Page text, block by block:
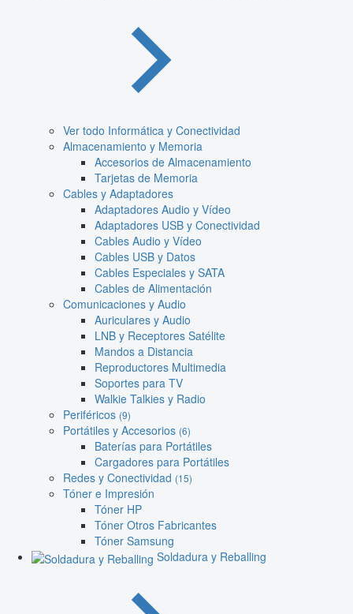
Ver todo Informática y Conectividad
Almacenamiento y Memoria
Accesorios de Almacenamiento
Tarjetas de Memoria
Cables y Adaptadores
Adaptadores Audio y Vídeo
Adaptadores USB y Conectividad
Cables Audio y Vídeo
Cables USB y Datos
Cables Especiales y SATA
Cables de Alimentación
Comunicaciones y Audio
Auriculares y Audio
LNB y Receptores Satélite
Mandos a Distancia
Reproductores Multimedia
Soportes para TV
Walkie Talkies y Radio
Periféricos (9)
Portátiles y Accesorios (6)
Baterías para Portátiles
Cargadores para Portátiles
Redes y Conectividad (15)
Tóner e Impresión
Tóner HP
Tóner Otros Fabricantes
Tóner Samsung
Soldadura y Reballing